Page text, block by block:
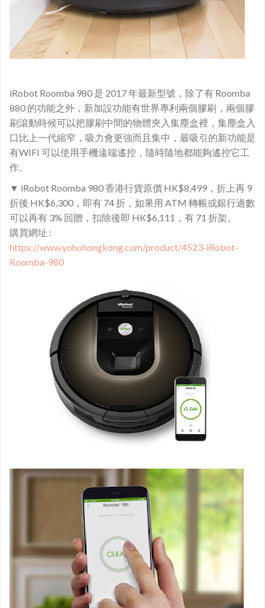
iRobot Roomba 980 是 2017 年最新型號，除了有 Roomba
880 的功能之外，新加設功能有世界專利兩個膠刷，兩個膠
刷滾動時候可以把膠刷中間的物體夾入集塵盒裡，集塵盒入
口比上一代縮窄，吸力會更強而且集中，最吸引的新功能是
有WIFI 可以使用手機遠端遙控，隨時隨地都能夠遙控它工
作。
▼ iRobot Roomba 980 香港行貨原價 HK$8,499，折上再 9
折後 HK$6,300，即有 74 折，如果用 ATM 轉帳或銀行過數
可以再有 3% 回贈，扣除後即 HK$6,111，有 71 折架。
購買網址 :
https://www.yohohongkong.com/product/4523-iRobot-
Roomba-980